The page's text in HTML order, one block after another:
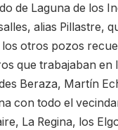
de Laguna de los
alias Pillastre,
otros pozos
que trabajaban en
Beraza, Martín
con todo el
La Regina, los